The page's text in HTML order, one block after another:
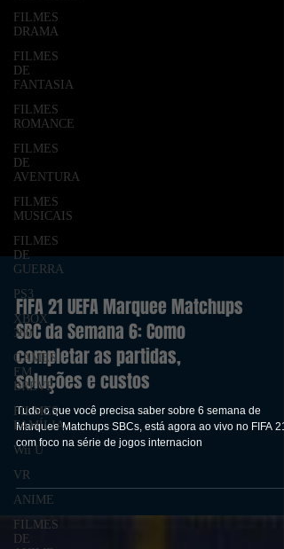
FILMES
DRAMA
FILMES
DE
FANTASIA
FILMES
ROMANCE
FILMES
DE
AVENTURA
FILMES
MUSICAIS
FILMES
DE
GUERRA
PS3
XBOX
360
GAMES
EM
BREVE
FILMES
FAMÍLIA
Wii U
VR
ANIME
FILMES
DE
FIFA 21 UEFA Marquee Matchups
SBC da Semana 6: Como
completar as partidas,
soluções e custos
Tudo o que você precisa saber sobre 6 semana de
com foco na série de jogos internacion